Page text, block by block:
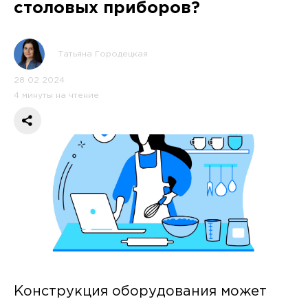
столовых приборов?
Татьяна Городецкая
28 02 2024
4 минуты на чтение
Конструкция оборудования может